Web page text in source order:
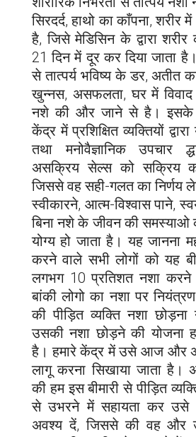
सिरदर्द, हाथो का काँपना,
है, जिसे मेडिसिन के द्वारा
21 दिन में दूर कर दिया जाता है।
से तात्पर्य भविष्य के डर, अतीत
खुन्नस, असफलता, घर में विवाद
नशे की और जाने से है। इसके
केंद्र में प्रशिक्षित व्यक्तियों
तथा मनोवैज्ञानिक उपचार
असक्रिय सेल्स को सक्रिय
जिससे वह सही-गलत का निर्णय
स्वीकारने, आत्म-विश्वास पाने,
बिना नशे के जीवन की समस्याओ
योग्य हो जाता है। यह जानना
करने वाले सभी लोगों को यह
लगभग 10 प्रतिशत नशा करने
बांकी लोगो का नशा पर
की पीड़ित व्यक्ति नशा
उसकी नशा छोड़ने की योजना
है। हमारे केंद्र में उसे आज और
लागू करना सिखाया जाता है।
की हम इस बीमारी से पीड़ित
से उभरने में सहायता कर उसे
अवश्य दें, जिससे की वह और